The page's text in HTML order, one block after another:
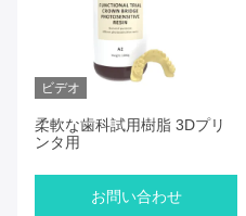
ビデオ
柔軟な歯科試用樹脂 3Dプリ
ンタ用
お問い合わせ